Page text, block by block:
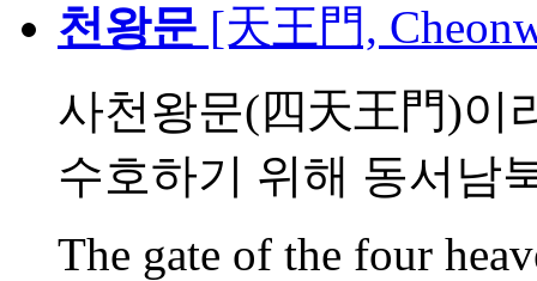
천왕문 [天王門,
사천왕문(四天王門)이
수호하기 위해 동서남
The gate of the four